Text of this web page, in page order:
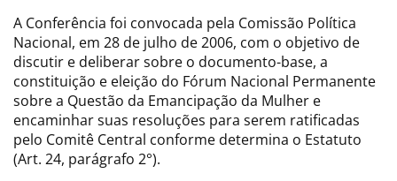
A Conferência foi convocada pela Comissão Política
Nacional, em 28 de julho de 2006, com o objetivo de
discutir e deliberar sobre o documento-base, a
constituição e eleição do Fórum Nacional Permanente
sobre a Questão da Emancipação da Mulher e
encaminhar suas resoluções para serem ratificadas
pelo Comitê Central conforme determina o Estatuto
(Art. 24, parágrafo 2°).